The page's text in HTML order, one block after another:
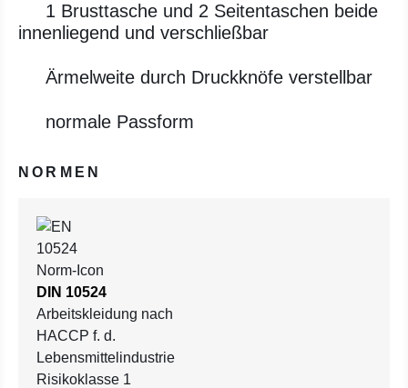
1 Brusttasche und 2 Seitentaschen beide
innenliegend und verschließbar
Ärmelweite durch Druckknöfe verstellbar
normale Passform
NORMEN
DIN 10524
Arbeitskleidung nach
HACCP f. d.
Lebensmittelindustrie
Risikoklasse 1